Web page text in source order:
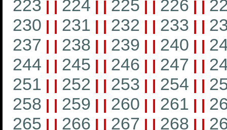
223 | | 224 | | 225 | | 226 | |
230 | | 231 | | 232 | | 233 | |
237 | | 238 | | 239 | | 240 | |
244 | | 245 | | 246 | | 247 | |
251 | | 252 | | 253 | | 254 | |
258 | | 259 | | 260 | | 261 | |
265 | | 266 | | 267 | | 268 | |